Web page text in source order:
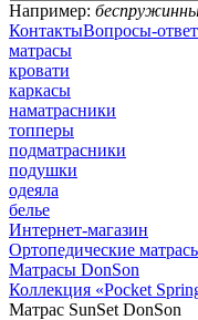
Например:
КонтактыВопросы-
матрасы
кровати
каркасы
наматрасники
топперы
подматрасники
подушки
одеяла
белье
Интернет-магазин
Ортопедические
Матрасы DonSon
Коллекция «Pocket
Матрас SunSet DonSon